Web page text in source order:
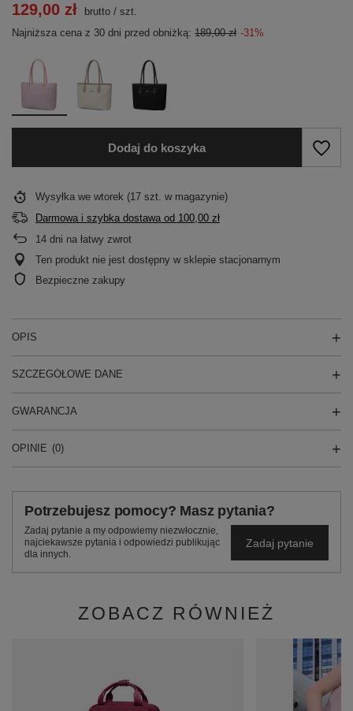
129,00 zł brutto / szt.
Najniższa cena z 30 dni przed obniżką: 189,00 zł -31%
Dodaj do koszyka
Wysyłka we wtorek (17 szt. w magazynie)
Darmowa i szybka dostawa od 100,00 zł
14 dni na łatwy zwrot
Ten produkt nie jest dostępny w sklepie stacjonarnym
Bezpieczne zakupy
OPIS
SZCZEGÓŁOWE DANE
GWARANCJA
OPINIE (0)
Potrzebujesz pomocy? Masz pytania?
Zadaj pytanie a my odpowiemy niezwłocznie,
najciekawsze pytania i odpowiedzi publikując
dla innych.
Zadaj pytanie
ZOBACZ RÓWNIEŻ